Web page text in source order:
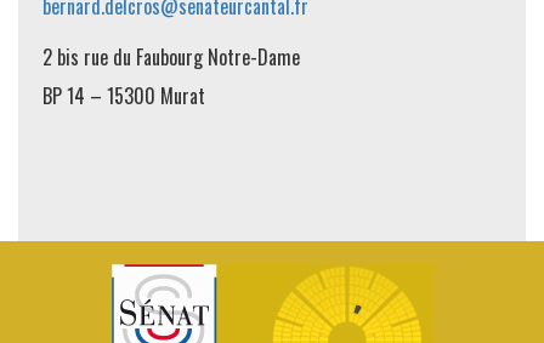
bernard.delcros@senateurcantal.fr
2 bis rue du Faubourg Notre-Dame
BP 14 – 15300 Murat